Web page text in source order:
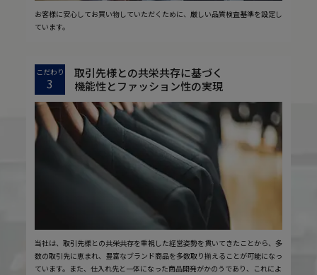
お客様に安心してお買い物していただくために、厳しい品質検査基準を設定し
ています。
こだわり
3
取引先様との共栄共存に基づく
機能性とファッション性の実現
当社は、取引先様との共栄共存を重視した経営姿勢を貫いてきたことから、多
数の取引先に恵まれ、豊富なブランド商品を多数取り揃えることが可能になっ
ています。また、仕入れ先と一体になった商品開発がかのうであり、これによ